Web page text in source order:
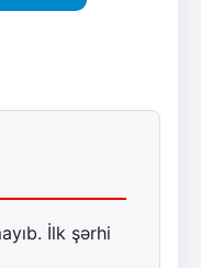
İlk şərhi